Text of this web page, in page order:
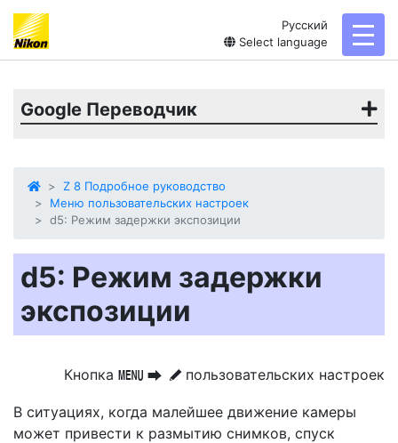
Русский
Select language
Google Переводчик
Z 8 Подробное руководство
Меню пользовательских настроек
d5: Режим задержки экспозиции
d5: Режим задержки
экспозиции
Кнопка G U A пользовательских настроек
В ситуациях, когда малейшее движение камеры
может привести к размытию снимков, спуск